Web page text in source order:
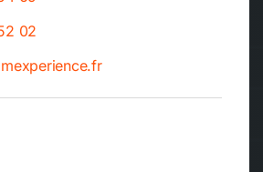
02